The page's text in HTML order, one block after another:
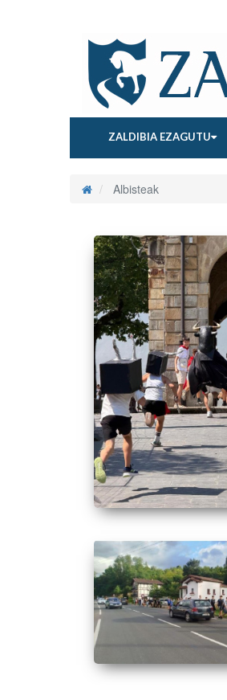
ZALDIBIA EZAGUTU
Albisteak